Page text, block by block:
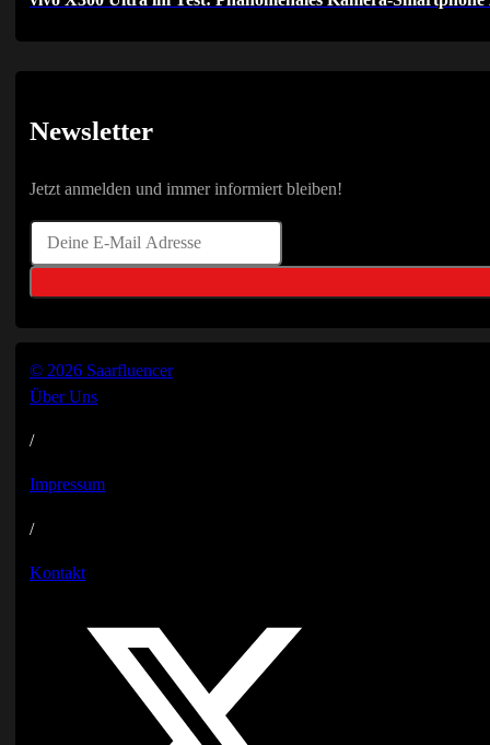
Newsletter
Jetzt anmelden und immer informiert bleiben!
© 2026 Saarfluencer
Über Uns
/
Impressum
/
Kontakt